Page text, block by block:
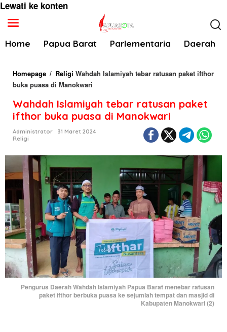
Lewati ke konten
Home Papua Barat Parlementaria Daerah
Homepage / Religi Wahdah Islamiyah tebar ratusan paket ifthor
buka puasa di Manokwari
Wahdah Islamiyah tebar ratusan paket
ifthor buka puasa di Manokwari
Administrator
31 Maret 2024
Religi
Pengurus Daerah Wahdah Islamiyah Papua Barat menebar ratusan
paket ifthor berbuka puasa ke sejumlah tempat dan masjid di
Kabupaten Manokwari (2)